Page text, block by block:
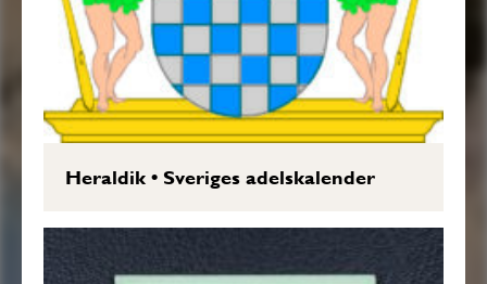
Heraldik•Sveriges adelskalender